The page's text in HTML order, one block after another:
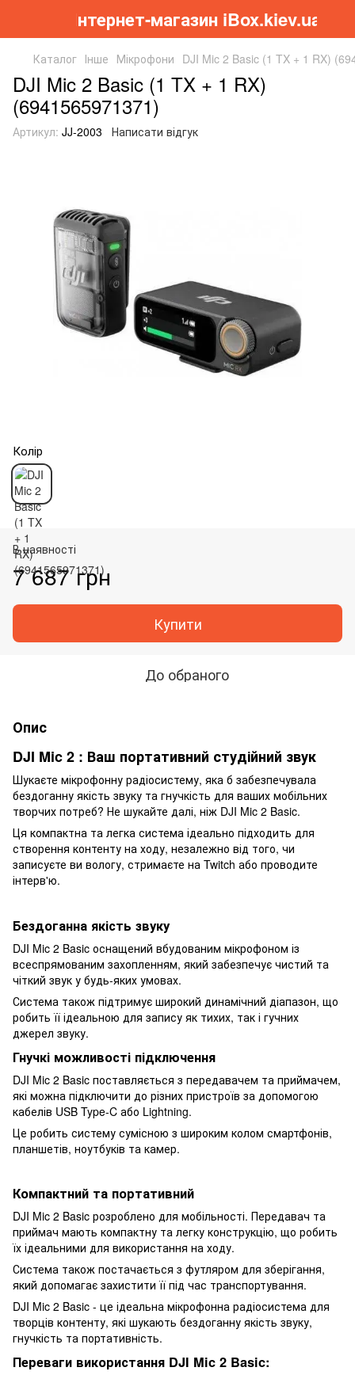
Інтернет-магазин iBox.kiev.ua
Каталог Інше Мікрофони DJI Mic 2 Basic (1 TX + 1 RX)
DJI Mic 2 Basic (1 TX + 1 RX)
(6941565971371)
Артикул: JJ-2003 Написати відгук
Колір
В наявності
7 687 грн
Купити
До обраного
Опис
DJI Mic 2 : Ваш портативний студійний звук
Шукаєте мікрофонну радіосистему, яка б забезпечувала
бездоганну якість звуку та гнучкість для ваших мобільних
творчих потреб? Не шукайте далі, ніж DJI Mic 2 Basic.
Ця компактна та легка система ідеально підходить для
створення контенту на ходу, незалежно від того, чи
записуєте ви вологу, стримаєте на Twitch або проводите
інтерв'ю.
Бездоганна якість звуку
DJI Mic 2 Basic оснащений вбудованим мікрофоном із
всеспрямованим захопленням, який забезпечує чистий та
чіткий звук у будь-яких умовах.
Система також підтримує широкий динамічний діапазон, що
робить її ідеальною для запису як тихих, так і гучних
джерел звуку.
Гнучкі можливості підключення
DJI Mic 2 Basic поставляється з передавачем та приймачем,
які можна підключити до різних пристроїв за допомогою
кабелів USB Type-C або Lightning.
Це робить систему сумісною з широким колом смартфонів,
планшетів, ноутбуків та камер.
Компактний та портативний
DJI Mic 2 Basic розроблено для мобільності. Передавач та
приймач мають компактну та легку конструкцію, що робить
їх ідеальними для використання на ходу.
Система також постачається з футляром для зберігання,
який допомагає захистити її під час транспортування.
DJI Mic 2 Basic - це ідеальна мікрофонна радіосистема для
творців контенту, які шукають бездоганну якість звуку,
гнучкість та портативність.
Переваги використання DJI Mic 2 Basic: